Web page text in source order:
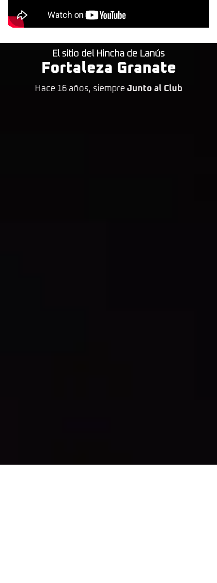
El sitio del Hincha de Lanús
Fortaleza Granate
Hace 16 años, siempre Junto al Club